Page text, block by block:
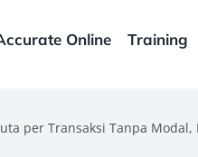
Online Training
per Transaksi Tanpa